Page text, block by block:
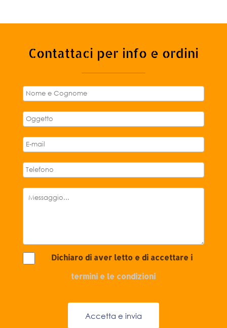
Contattaci per info e ordini
Dichiaro di aver letto e di accettare i
termini e le condizioni
Accetta e invia